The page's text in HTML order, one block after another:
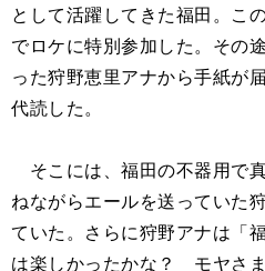
として活躍してきた福田。こ
でロケに特別参加した。その
った狩野恵里アナから手紙が
代読した。
そこには、福田の不器用で
ねながらエールを送っていた
ていた。さらに狩野アナは「
は楽しかったかな？ モヤさ